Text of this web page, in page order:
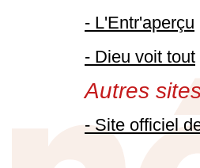
- L'Entr'aperçu
- Dieu voit tout
Autres
- Site officiel